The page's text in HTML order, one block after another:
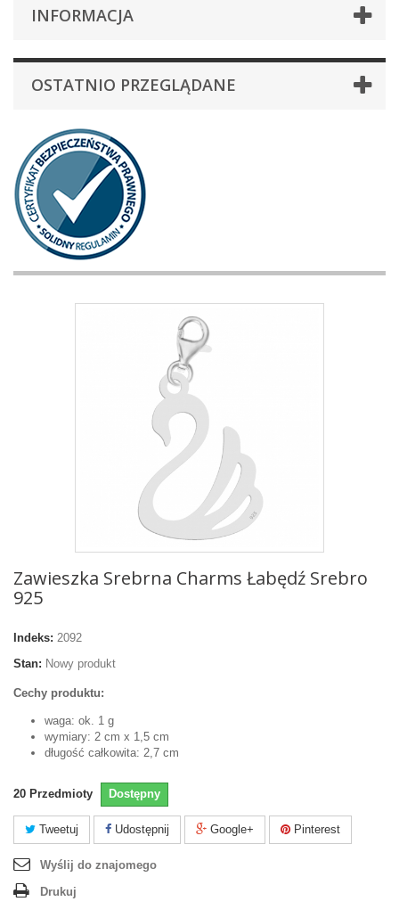
INFORMACJA
OSTATNIO PRZEGLĄDANE
Zawieszka Srebrna Charms Łabędź Srebro
925
Indeks: 2092
Stan: Nowy produkt
Cechy produktu:
waga: ok. 1 g
wymiary: 2 cm x 1,5 cm
długość całkowita: 2,7 cm
20 Przedmioty Dostępny
Tweetuj Udostępnij Google+ Pinterest
Wyślij do znajomego
Drukuj